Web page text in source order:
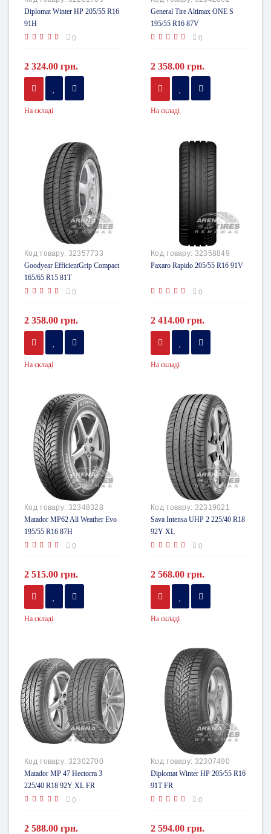
Diplomat Winter HP 205/55 R16
91H
0
2 324.00 грн.
На складі
General Tire Altimax ONE S
195/55 R16 87V
0
2 358.00 грн.
На складі
Код товару: 32357733
Goodyear EfficientGrip Compact
165/65 R15 81T
0
2 358.00 грн.
На складі
Код товару: 32358849
Paxaro Rapido 205/55 R16 91V
0
2 414.00 грн.
На складі
Код товару: 32348328
Matador MP62 All Weather Evo
195/55 R16 87H
0
2 515.00 грн.
На складі
Код товару: 32319021
Sava Intensa UHP 2 225/40 R18
92Y XL
0
2 568.00 грн.
На складі
Код товару: 32302700
Matador MP 47 Hectorra 3
225/40 R18 92Y XL FR
0
2 588.00 грн.
Код товару: 32307490
Diplomat Winter HP 205/55 R16
91T FR
0
2 594.00 грн.